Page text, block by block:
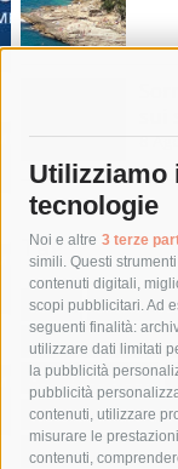
Utilizziamo
tecnologie
Noi e altre 3 terze
simili. Questi
contenuti digitali,
scopi pubblicitari. Ad
seguenti finalità:
utilizzare dati limitati
la pubblicità
pubblicità
contenuti, utilizzare
misurare le
contenuti,
8
Tag
acqua allerta
area marina
Asl Napoli 3 sud
castellammare di
comune di